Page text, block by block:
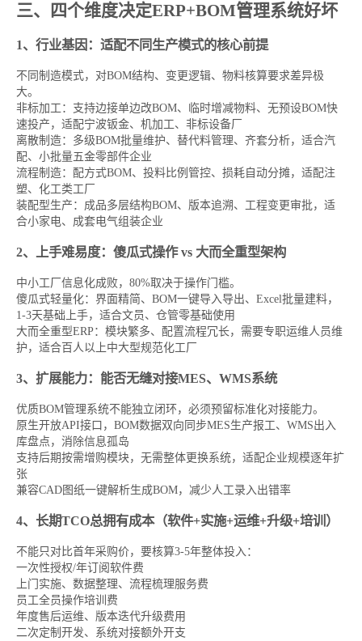
三、四个维度决定ERP+BOM管理系统好坏
1、行业基因：适配不同生产模式的核心前提
不同制造模式，对BOM结构、变更逻辑、物料核算要求差异极
大。
非标加工：支持边接单边改BOM、临时增减物料、无预设BOM快
速投产，适配宁波钣金、机加工、非标设备厂
离散制造：多级BOM批量维护、替代料管理、齐套分析，适合汽
配、小批量五金零部件企业
流程制造：配方式BOM、投料比例管控、损耗自动分摊，适配注
塑、化工类工厂
装配型生产：成品多层结构BOM、版本追溯、工程变更审批，适
合小家电、成套电气组装企业
2、上手难易度：傻瓜式操作 vs 大而全重型架构
中小工厂信息化成败，80%取决于操作门槛。
傻瓜式轻量化：界面精简、BOM一键导入导出、Excel批量建料，
1-3天基础上手，适合文员、仓管零基础使用
大而全重型ERP：模块繁多、配置流程冗长，需要专职运维人员维
护，适合百人以上中大型规范化工厂
3、扩展能力：能否无缝对接MES、WMS系统
优质BOM管理系统不能独立闭环，必须预留标准化对接能力。
原生开放API接口，BOM数据双向同步MES生产报工、WMS出入
库盘点，消除信息孤岛
支持后期按需增购模块，无需整体更换系统，适配企业规模逐年扩
张
兼容CAD图纸一键解析生成BOM，减少人工录入出错率
4、长期TCO总拥有成本（软件+实施+运维+升级+培训）
不能只对比首年采购价，要核算3-5年整体投入：
一次性授权/年订阅软件费
上门实施、数据整理、流程梳理服务费
员工全员操作培训费
年度售后运维、版本迭代升级费用
二次定制开发、系统对接额外开支